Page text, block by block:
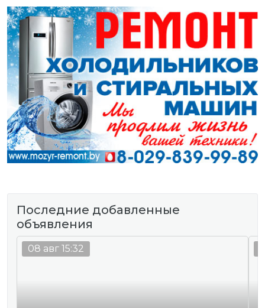
Последние добавленные
объявления
08 авг 15:32